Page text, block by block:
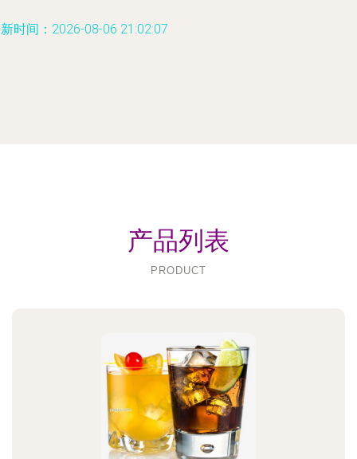
时间：2026-08-06 21:02:07
产品列表
PRODUCT